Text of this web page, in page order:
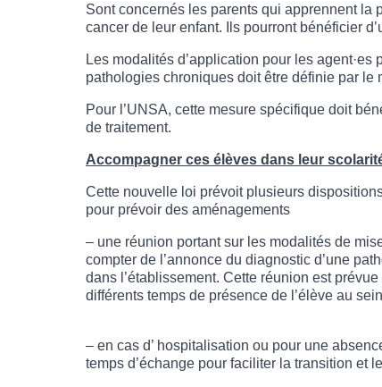
Sont concernés les parents qui apprennent
cancer de leur enfant. Ils pourront bénéficier
Les modalités d’application pour les
pathologies chroniques doit être définie par le
Pour l’UNSA, cette mesure spécifique doit
de traitement.
Accompagner ces élèves dans leur
Cette nouvelle loi prévoit plusieurs
pour prévoir des aménagements
– une réunion portant sur les modalités de
compter de l’annonce du diagnostic d’une
dans l’établissement. Cette réunion est
différents temps de présence de l’élève au
– en cas d’ hospitalisation ou pour une
temps d’échange pour faciliter la transition et